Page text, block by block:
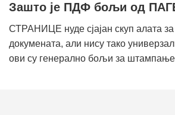
Зашто је ПДФ бољи од
СТРАНИЦЕ нуде сјајан скуп алата
докумената, али нису тако
ови су генерално бољи за